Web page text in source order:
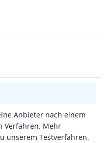
Anbieter nach einem
Verfahren. Mehr
unserem Testverfahren.